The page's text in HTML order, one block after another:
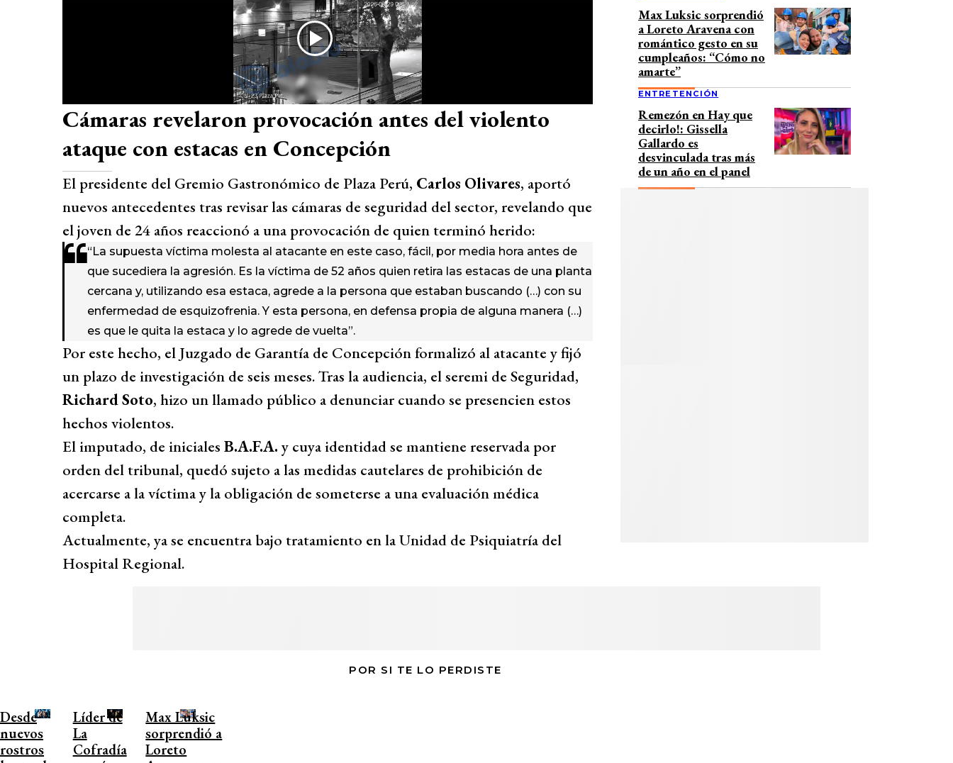
Cámaras revelaron provocación antes del violento
ataque con estacas en Concepción
El presidente del Gremio Gastronómico de Plaza Perú, Carlos Olivares, aportó
nuevos antecedentes tras revisar las cámaras de seguridad del sector, revelando que
el joven de 24 años reaccionó a una provocación de quien terminó herido:
“La supuesta víctima molesta al atacante en este caso, fácil, por media hora antes de
que sucediera la agresión. Es la víctima de 52 años quien retira las estacas de una planta
cercana y, utilizando esa estaca, agrede a la persona que estaban buscando (…) con su
enfermedad de esquizofrenia. Y esta persona, en defensa propia de alguna manera (…)
es que le quita la estaca y lo agrede de vuelta”.
Por este hecho, el Juzgado de Garantía de Concepción formalizó al atacante y fijó
un plazo de investigación de seis meses. Tras la audiencia, el seremi de Seguridad,
Richard Soto, hizo un llamado público a denunciar cuando se presencien estos
hechos violentos.
El imputado, de iniciales B.A.F.A. y cuya identidad se mantiene reservada por
orden del tribunal, quedó sujeto a las medidas cautelares de prohibición de
acercarse a la víctima y la obligación de someterse a una evaluación médica
completa.
Actualmente, ya se encuentra bajo tratamiento en la Unidad de Psiquiatría del
Hospital Regional.
Max Luksic sorprendió
a Loreto Aravena con
romántico gesto en su
cumpleaños: “Cómo no
amarte”
ENTRETENCIÓN
Remezón en Hay que
decirlo!: Gissella
Gallardo es
desvinculada tras más
de un año en el panel
POR SI TE LO PERDISTE
Desde
nuevos
rostros
Líder de
La
Cofradía
Max Luksic
sorprendió a
Loreto